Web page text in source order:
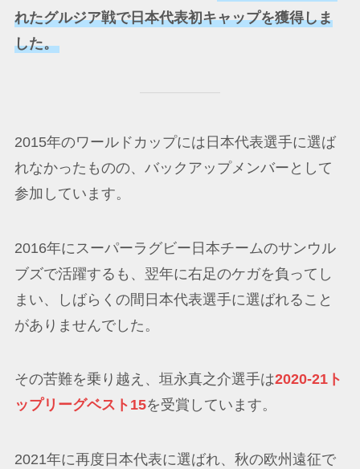
れたグルジア戦で日本代表初キャップを獲得しま
した。
2015年のワールドカップには日本代表選手に選ば
れなかったものの、バックアップメンバーとして
参加しています。
2016年にスーパーラグビー日本チームのサンウル
ブズで活躍するも、翌年に右足のケガを負ってし
まい、しばらくの間日本代表選手に選ばれること
がありませんでした。
その苦難を乗り越え、垣永真之介選手は2020-21ト
ップリーグベスト15を受賞しています。
2021年に再度日本代表に選ばれ、秋の欧州遠征で